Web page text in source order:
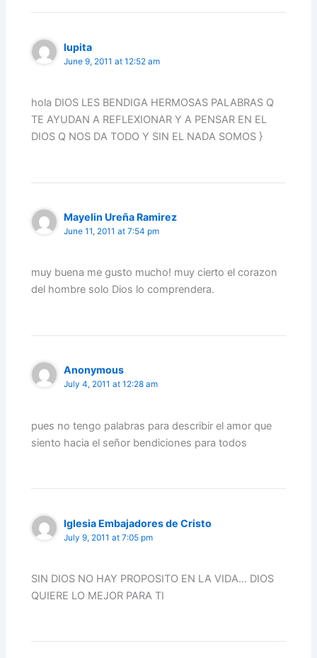
lupita
June 9, 2011 at 12:52 am
hola DIOS LES BENDIGA HERMOSAS PALABRAS Q
TE AYUDAN A REFLEXIONAR Y A PENSAR EN EL
DIOS Q NOS DA TODO Y SIN EL NADA SOMOS }
Mayelin Ureña Ramirez
June 11, 2011 at 7:54 pm
muy buena me gusto mucho! muy cierto el corazon
del hombre solo Dios lo comprendera.
Anonymous
July 4, 2011 at 12:28 am
pues no tengo palabras para describir el amor que
siento hacia el señor bendiciones para todos
Iglesia Embajadores de Cristo
July 9, 2011 at 7:05 pm
SIN DIOS NO HAY PROPOSITO EN LA VIDA… DIOS
QUIERE LO MEJOR PARA TI